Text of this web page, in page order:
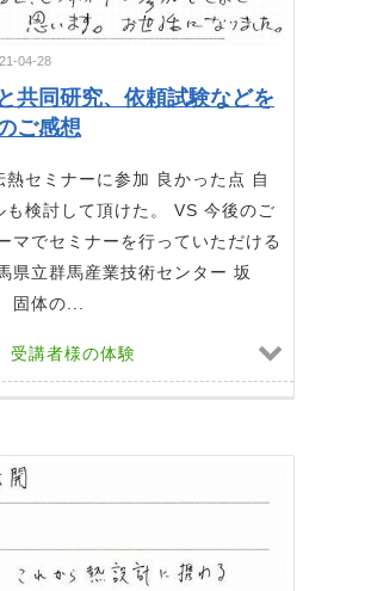
04-28
共同研究、依頼試験などを
ご感想
セミナーに参加 良かった点 自
も検討して頂けた。 VS 今後のご
マでセミナーを行っていただける
県立群馬産業技術センター 坂
体の...
講者様の体験